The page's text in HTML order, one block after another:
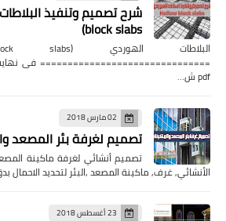
block slabs)
pdf ش…
02 مارس 2018
تصميم لغرفة بئر المصعد
تصميم أنشائي لغرفة ماكينة
الأنشائي, غرف, ماكينة المصعد ,البئر لتحديد الاحمال
23 أغسطس 2018